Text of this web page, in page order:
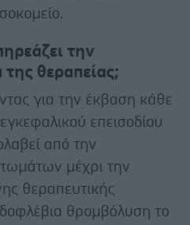
την
θεραπείας;
για την έκβαση κάθε
επεισοδίου
από την
μέχρι την
θεραπευτικής
θρομβόλυση το